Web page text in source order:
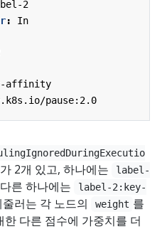
2
:
In
affinity
pause:2.0
2개 있고, 하나에는
label-
른 하나에는
label-2:key-
러는 각 노드의 weight 를
다른 점수에 가중치를 더